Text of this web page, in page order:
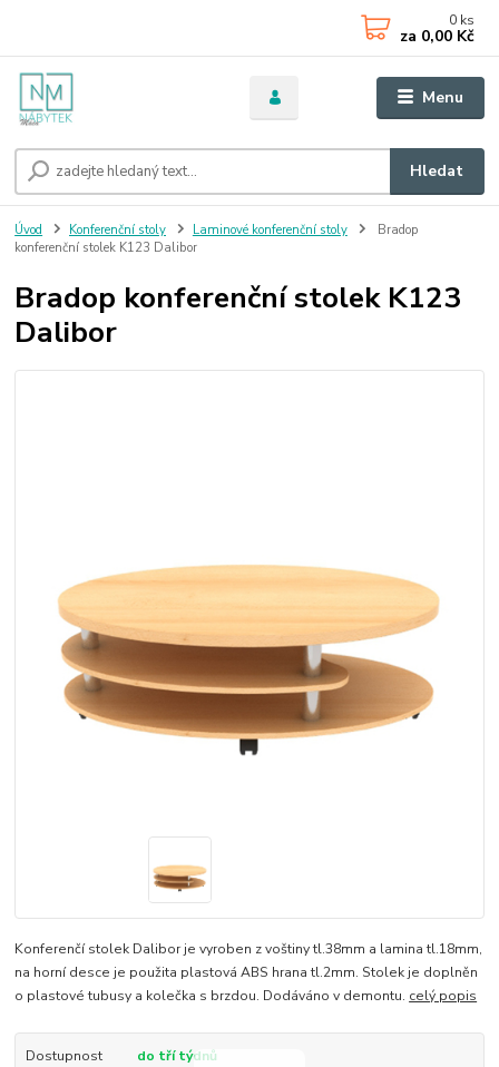
Menu
Hledat
0 ks
za 0,00 Kč
Úvod Konferenční stoly Laminové konferenční stoly
Bradop
konferenční stolek K123 Dalibor
Bradop konferenční stolek K123
Dalibor
Konferenčí stolek Dalibor je vyroben z voštiny tl.38mm a lamina tl.18mm,
na horní desce je použita plastová ABS hrana tl.2mm. Stolek je doplněn
o plastové tubusy a kolečka s brzdou. Dodáváno v demontu. celý popis
Dostupnost
do tří týdnů